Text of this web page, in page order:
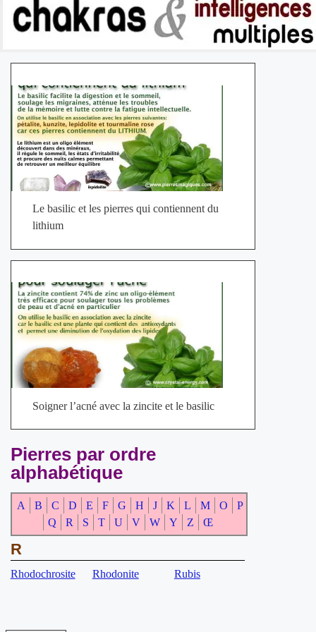
Le basilic et les pierres qui contiennent du
lithium
Soigner l’acné avec la zincite et le basilic
Pierres par ordre
alphabétique
A B C D E F G H J K L M O
P
Q
R S T U V W Y Z Œ
R
Rhodochrosite Rhodonite Rubis